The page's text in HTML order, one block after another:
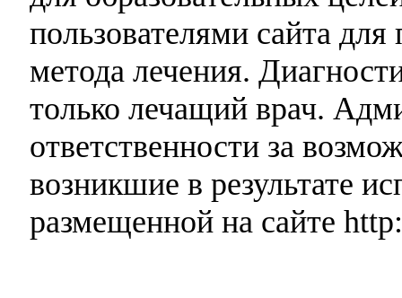
пользователями сайта
метода лечения.
только лечащий врач.
ответственности за
возникшие в результате
размещенной на сайте